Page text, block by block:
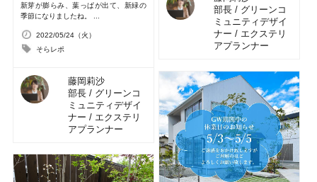
部長 / グリーンコ
ミュニティデザイ
ナー / エクステリ
アプランナー
新芽が膨らみ、葉っぱが出て、新緑の
季節になりましたね。 ...
2022/05/24（火）
そらレポ
藤岡莉沙
部長 / グリーンコ
ミュニティデザイ
ナー / エクステリ
アプランナー